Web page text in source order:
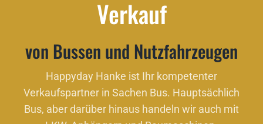
Verkauf
von Bussen und Nutzfahrzeugen
Happyday Hanke ist Ihr kompetenter
Verkaufspartner in Sachen Bus. Hauptsächlich
Bus, aber darüber hinaus handeln wir auch mit